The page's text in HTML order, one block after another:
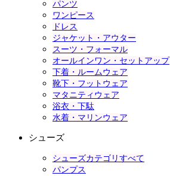
パンツ
ワンピース
ドレス
ジャケット・アウター
スーツ・フォーマル
オールインワン・セットアップ
下着・ルームウェア
靴下・フットウェア
マタニティウェア
浴衣・下駄
水着・マリンウェア
シューズ
シューズカテゴリすべて
パンプス